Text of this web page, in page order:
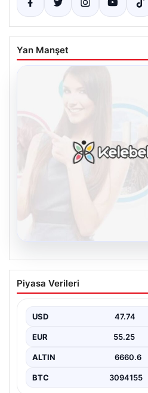
Yan Manşet
Kelebek chat adresi
Seviyeli Adresi Ve
bağlantı sağlaması ciddi bir
Halen…
Piyasa Verileri
USD 47.74
EUR 55.25
ALTIN 6660.6
BTC 3094155